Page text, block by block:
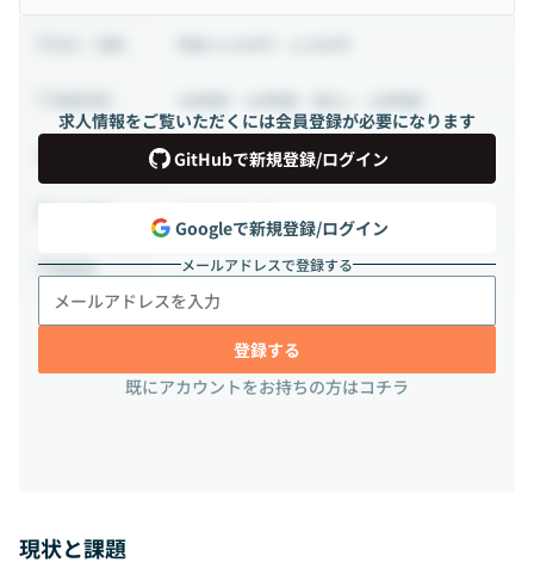
求人情報をご覧いただくには会員登録が必要になります
GitHubで新規登録/ログイン
Googleで新規登録/ログイン
メールアドレスで登録する
登録する
既にアカウントをお持ちの方はコチラ
業務委託
勤務地 -
現状と課題